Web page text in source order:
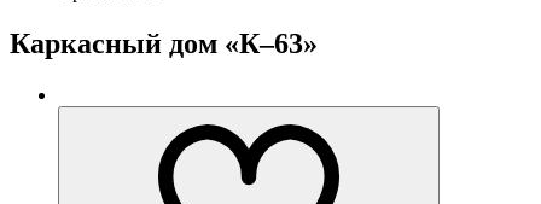
Каркасный дом «К–63»